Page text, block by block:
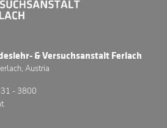
& Versuchsanstalt Ferlach
Austria
- 3800